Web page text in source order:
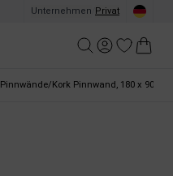
Unternehmen Privat
Pinnwände/Kork Pinnwand, 180 x 90 cm